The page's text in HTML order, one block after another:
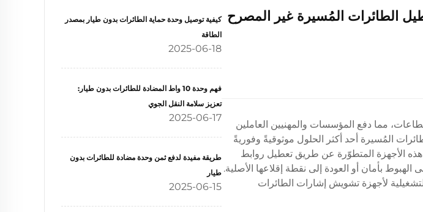
الطائرات المُسيرة غير المصرح
مما دفع المؤسسات والمهنيين العاملين
المُسيرة أحد أكثر الحلول موثوقيةً وفوريةً
الأجهزة المتطوّرة عن طريق تعطيل روابط
بأمان أو العودة إلى نقطة إقلاعها الأصلية.
لأجهزة تشويش إشارات الطائرات
كيفية توصيل وحدة حماية الطائرات بدون طيار بمصدر
الطاقة
2025-06-18
فهم وحدة 10 واط المضادة للطائرات بدون طيار:
تعزيز سلامة النقل الجوي
2025-06-17
طريقة مفيدة لدفع ثمن وحدة مضادة للطائرات بدون
طيار
2025-06-15